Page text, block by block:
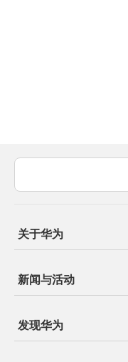
关于华为
新闻与活动
发现华为